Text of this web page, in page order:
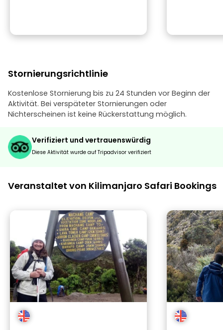
Stornierungsrichtlinie
Kostenlose Stornierung bis zu 24 Stunden vor Beginn der
Aktivität. Bei verspäteter Stornierungen oder
Nichterscheinen ist keine Rückerstattung möglich.
Verifiziert und vertrauenswürdig
Diese Aktivität wurde auf Tripadvisor verifiziert
Veranstaltet von Kilimanjaro Safari Bookings